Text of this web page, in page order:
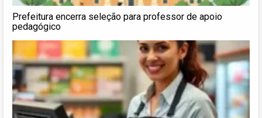
Prefeitura encerra seleção para professor de apoio
pedagógico